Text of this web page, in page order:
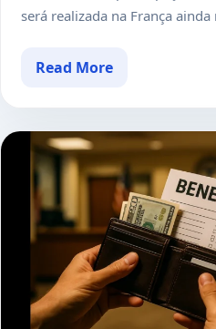
será realizada na França ainda
Read More